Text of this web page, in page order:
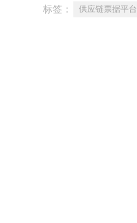
标签： 供应链票据平台